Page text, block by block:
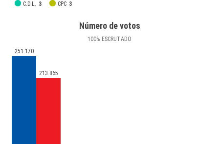
C.D.L. 3 CPC 3
Número de votos
100% ESCRUTADO
251.170
213.865